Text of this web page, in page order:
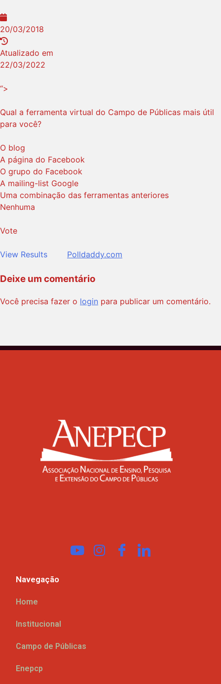
20/03/2018
Atualizado em
22/03/2022
“>
Qual a ferramenta virtual do Campo de Públicas mais útil
para você?
O blog
A página do Facebook
O grupo do Facebook
A mailing-list Google
Uma combinação das ferramentas anteriores
Nenhuma
Vote
View Results Polldaddy.com
Deixe um comentário
Você precisa fazer o login para publicar um comentário.
Navegação
Home
Institucional
Campo de Públicas
Enepcp